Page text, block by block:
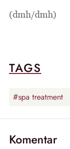
(dmh/dmh)
TAGS
#spa treatment
Komentar